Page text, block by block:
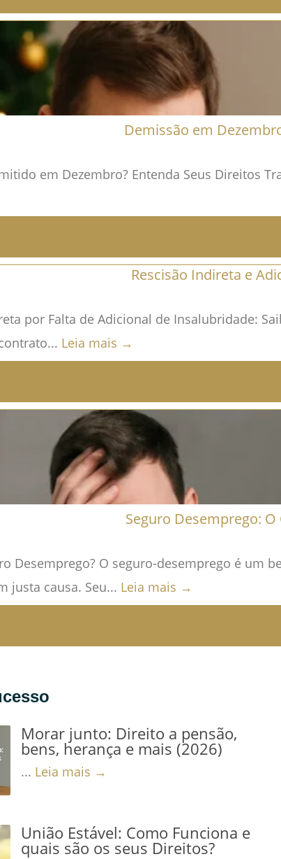
Demissão em
em Dezembro? Entenda Seus Direitos
Rescisão Indireta e
por Falta de Adicional de Insalubridade:
Leia mais →
Seguro Desemprego:
Desemprego? O seguro-desemprego é um
justa causa. Seu... Leia mais →
Morar junto: Direito a pensão,
bens, herança e mais (2026)
... Leia mais →
União Estável: Como Funciona e
quais são os seus Direitos?